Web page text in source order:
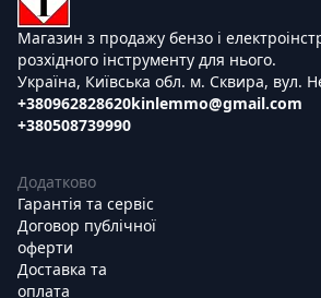
Магазин з продажу бензо і
розхідного інструменту для нього.
Україна, Київська обл. м. Сквира, вул.
+380962828620
+380508739990
kinlemmo@gmail.com
Додатково
Гарантія та сервіс
Договор публічної
оферти
Доставка та
оплата